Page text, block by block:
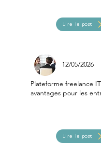
Lire le post
12/05/2026
Plateforme freelance
avantages pour les
Lire le post